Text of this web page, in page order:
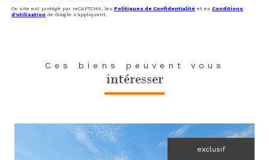
Ce site est protégé par reCAPTCHA, les Politiques de Confidentialité et es Conditions
d'utilisation de Google s'appliquent.
Ces biens peuvent vous
intéresser
exclusif